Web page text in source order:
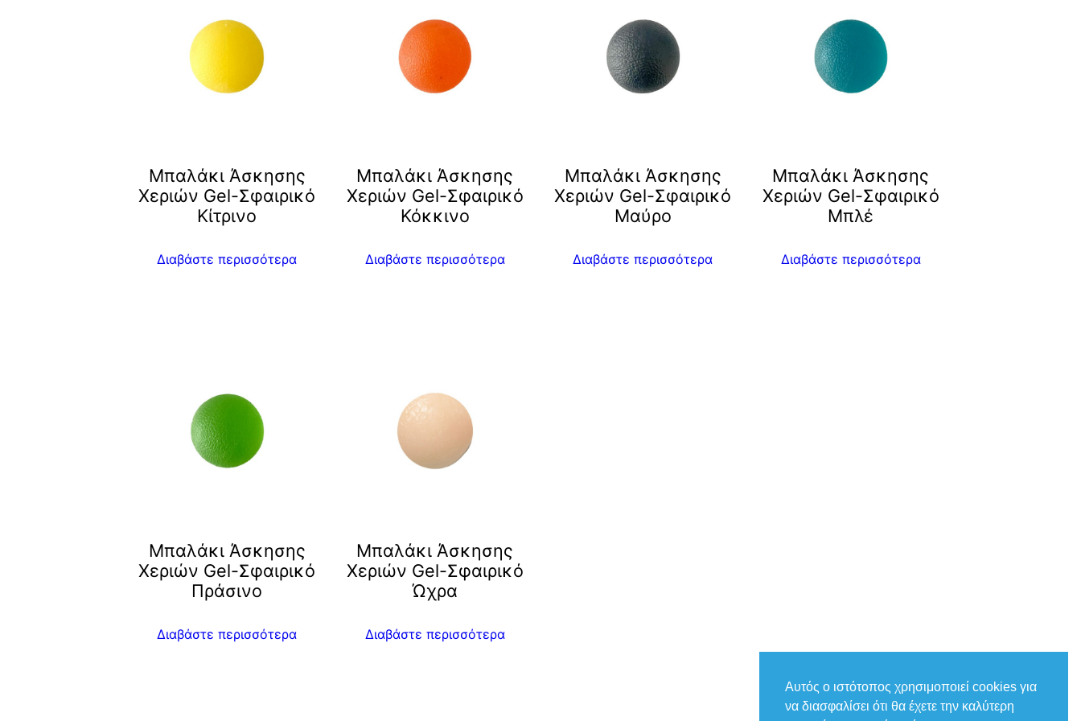
Μπαλάκι Άσκησης
Χεριών Gel-Σφαιρικό
Κίτρινο
Διαβάστε περισσότερα
Μπαλάκι Άσκησης
Χεριών Gel-Σφαιρικό
Κόκκινο
Διαβάστε περισσότερα
Μπαλάκι Άσκησης
Χεριών Gel-Σφαιρικό
Μαύρο
Διαβάστε περισσότερα
Μπαλάκι Άσκησης
Χεριών Gel-Σφαιρικό
Μπλέ
Διαβάστε περισσότερα
Μπαλάκι Άσκησης
Χεριών Gel-Σφαιρικό
Πράσινο
Διαβάστε περισσότερα
Μπαλάκι Άσκησης
Χεριών Gel-Σφαιρικό
Ώχρα
Διαβάστε περισσότερα
Αυτός ο ιστότοπος χρησιμοποιεί cookies για
να διασφαλίσει ότι θα έχετε την καλύτερη